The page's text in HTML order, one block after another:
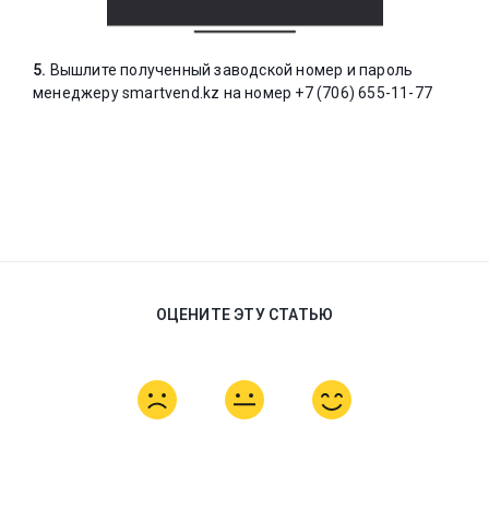
5. Вышлите полученный заводской номер и пароль
менеджеруsmartvend.kz на номер +7 (706) 655-11-77
ОЦЕНИТЕ ЭТУ СТАТЬЮ